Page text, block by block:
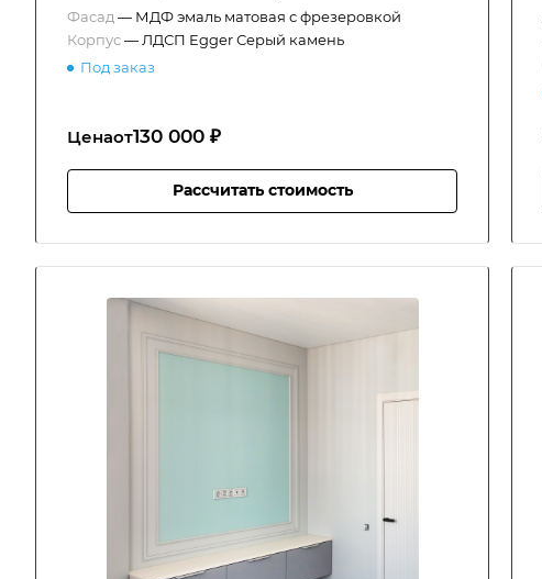
Фасад— МДФ эмаль матовая с фрезеровкой
Корпус—ЛДСП Egger Серый камень
Под заказ
Ценаот130 000 ₽
Рассчитать стоимость